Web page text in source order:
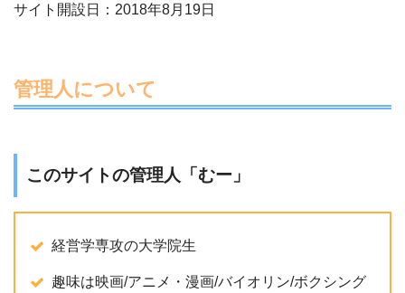
サイト開設日：2018年8月19日
管理人について
このサイトの管理人「むー」
経営学専攻の大学院生
趣味は映画/アニメ・漫画/バイオリン/ボクシング